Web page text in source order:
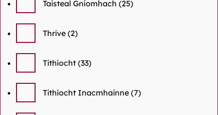
Taisteal Gníomhach (25)
Thrive (2)
Tithíocht (33)
Tithíocht Inacmhainne (7)